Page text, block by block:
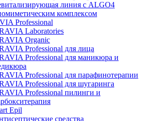
линия с ALGO4
комплексом
Professional
Laboratories
Organic
Professional для лица
Professional для маникюра и
Professional для парафинотерапии
Professional для шугаринга
Professional пилинги и
Epil
средства